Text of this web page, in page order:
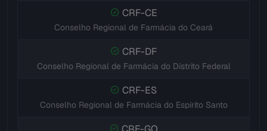
CRF-CE
Conselho Regional de Farmácia do Ceará
CRF-DF
Conselho Regional de Farmácia do Distrito Federal
CRF-ES
Conselho Regional de Farmácia do Espírito Santo